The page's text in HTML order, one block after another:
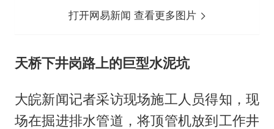
打开网易新闻 查看更多图片
天桥下井岗路上的巨型水泥坑
大皖新闻记者采访现场施工人员得知，现
场在掘进排水管道，将顶管机放到工作井